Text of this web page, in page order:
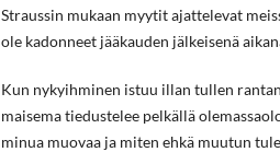
Straussin mukaan myytit ajattelevat
ole kadonneet jääkauden jälkeisenä
Kun nykyihminen istuu illan tullen
maisema tiedustelee pelkällä
minua muovaa ja miten ehkä muutun